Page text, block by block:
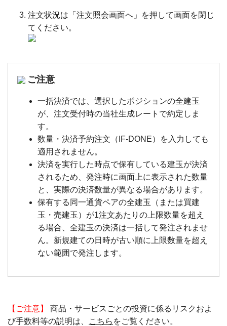
注文状況は「注文照会画面へ」を押して画面を閉じ
てください。
ご注意
一括決済では、選択したポジションの全建玉
が、注文受付時の当社生成レートで約定しま
す。
数量・決済予約注文（IF-DONE）を入力しても
適用されません。
決済を実行した時点で保有している建玉が決済
されるため、発注時に画面上に表示された数量
と、実際の決済数量が異なる場合があります。
保有する同一通貨ペアの全建玉（または買建
玉・売建玉）が1注文あたりの上限数量を超え
る場合、全建玉の決済は一括して発注されませ
ん。新規建ての日時が古い順に上限数量を超え
ない範囲で発注します。
【ご注意】 商品・サービスごとの投資に係るリスクおよ
び手数料等の説明は、
こちら をご覧ください。